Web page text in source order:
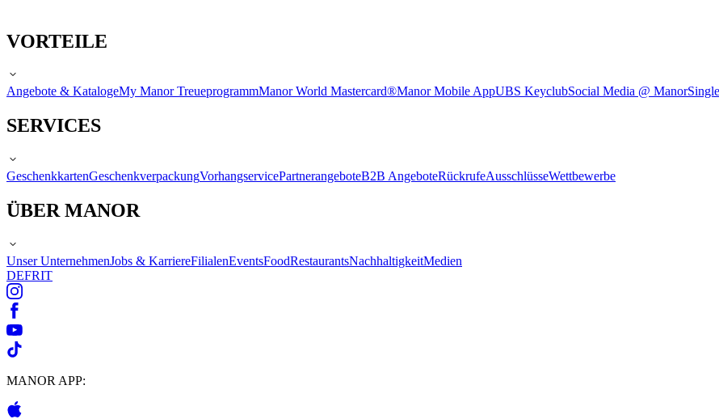
VORTEILE
Angebote & KatalogeMy Manor TreueprogrammManor World Mastercard®Manor Mobile AppUBS KeyclubSocial Media @ Manor
SERVICES
GeschenkkartenGeschenkverpackungVorhangservicePartnerangeboteB2B AngeboteRückrufeAusschlüsseWettbewerbe
ÜBER MANOR
Unser UnternehmenJobs & KarriereFilialenEventsFoodRestaurantsNachhaltigkeitMedien
DEFRIT
MANOR APP: